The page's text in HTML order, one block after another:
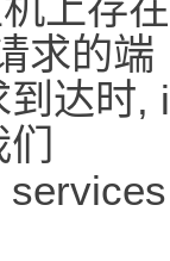
求的端
到达时